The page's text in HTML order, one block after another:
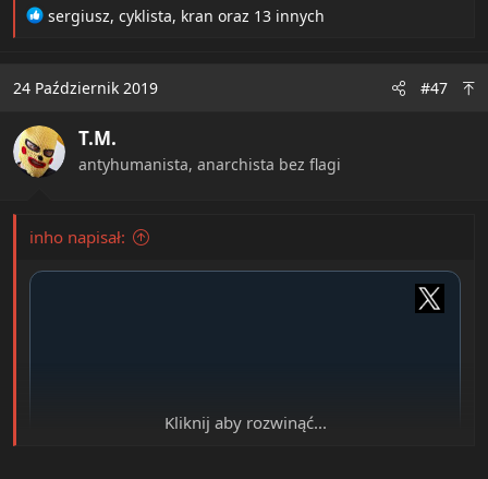
R
t
o
n
sergiusz, cyklista, kran oraz 13 innych
24 Październik 2019 #47
T.M.
antyhumanista, anarchista bez flagi
inho napisał:
Kliknij aby rozwinąć...